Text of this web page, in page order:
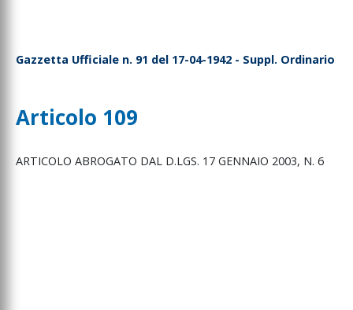
Gazzetta Ufficiale n. 91 del 17-04-1942 - Suppl. Ordinario
Articolo 109
ARTICOLO ABROGATO DAL D.LGS. 17 GENNAIO 2003, N. 6